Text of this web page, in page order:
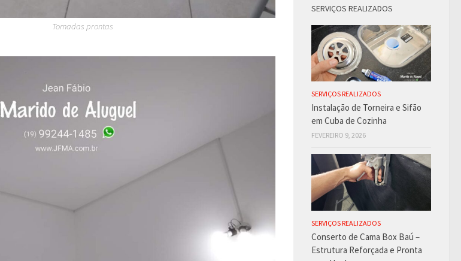
Tomadas prontas
SERVIÇOS REALIZADOS
SERVIÇOS REALIZADOS
Instalação de Torneira e Sifão
em Cuba de Cozinha
FEVEREIRO 9, 2026
SERVIÇOS REALIZADOS
Conserto de Cama Box Baú –
Estrutura Reforçada e Pronta